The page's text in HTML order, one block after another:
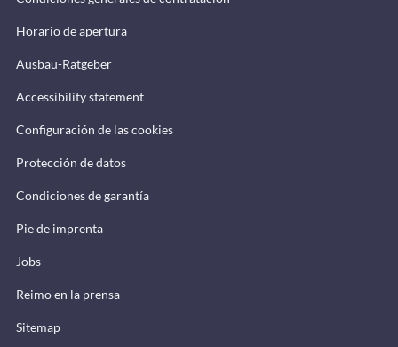
Horario de apertura
Ausbau-Ratgeber
Accessibility statement
Configuración de las cookies
Protección de datos
Condiciones de garantía
Pie de imprenta
Jobs
Reimo en la prensa
Sitemap